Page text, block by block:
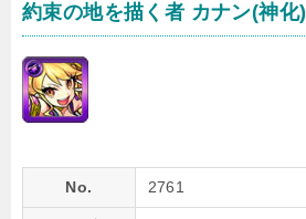
約束の地を描く者 カナン(神化)
No. 2761